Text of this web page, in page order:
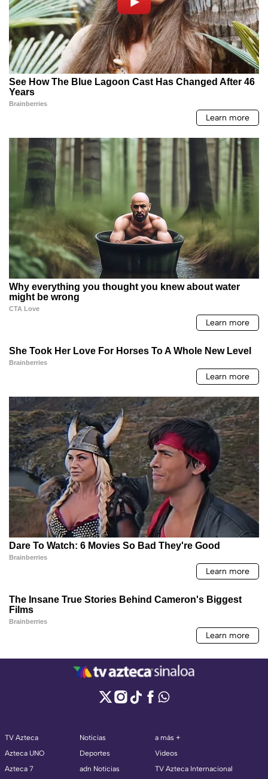
TV Azteca
Azteca UNO
Azteca 7
Noticias
Deportes
adn Noticias
a más +
Videos
TV Azteca Internacional